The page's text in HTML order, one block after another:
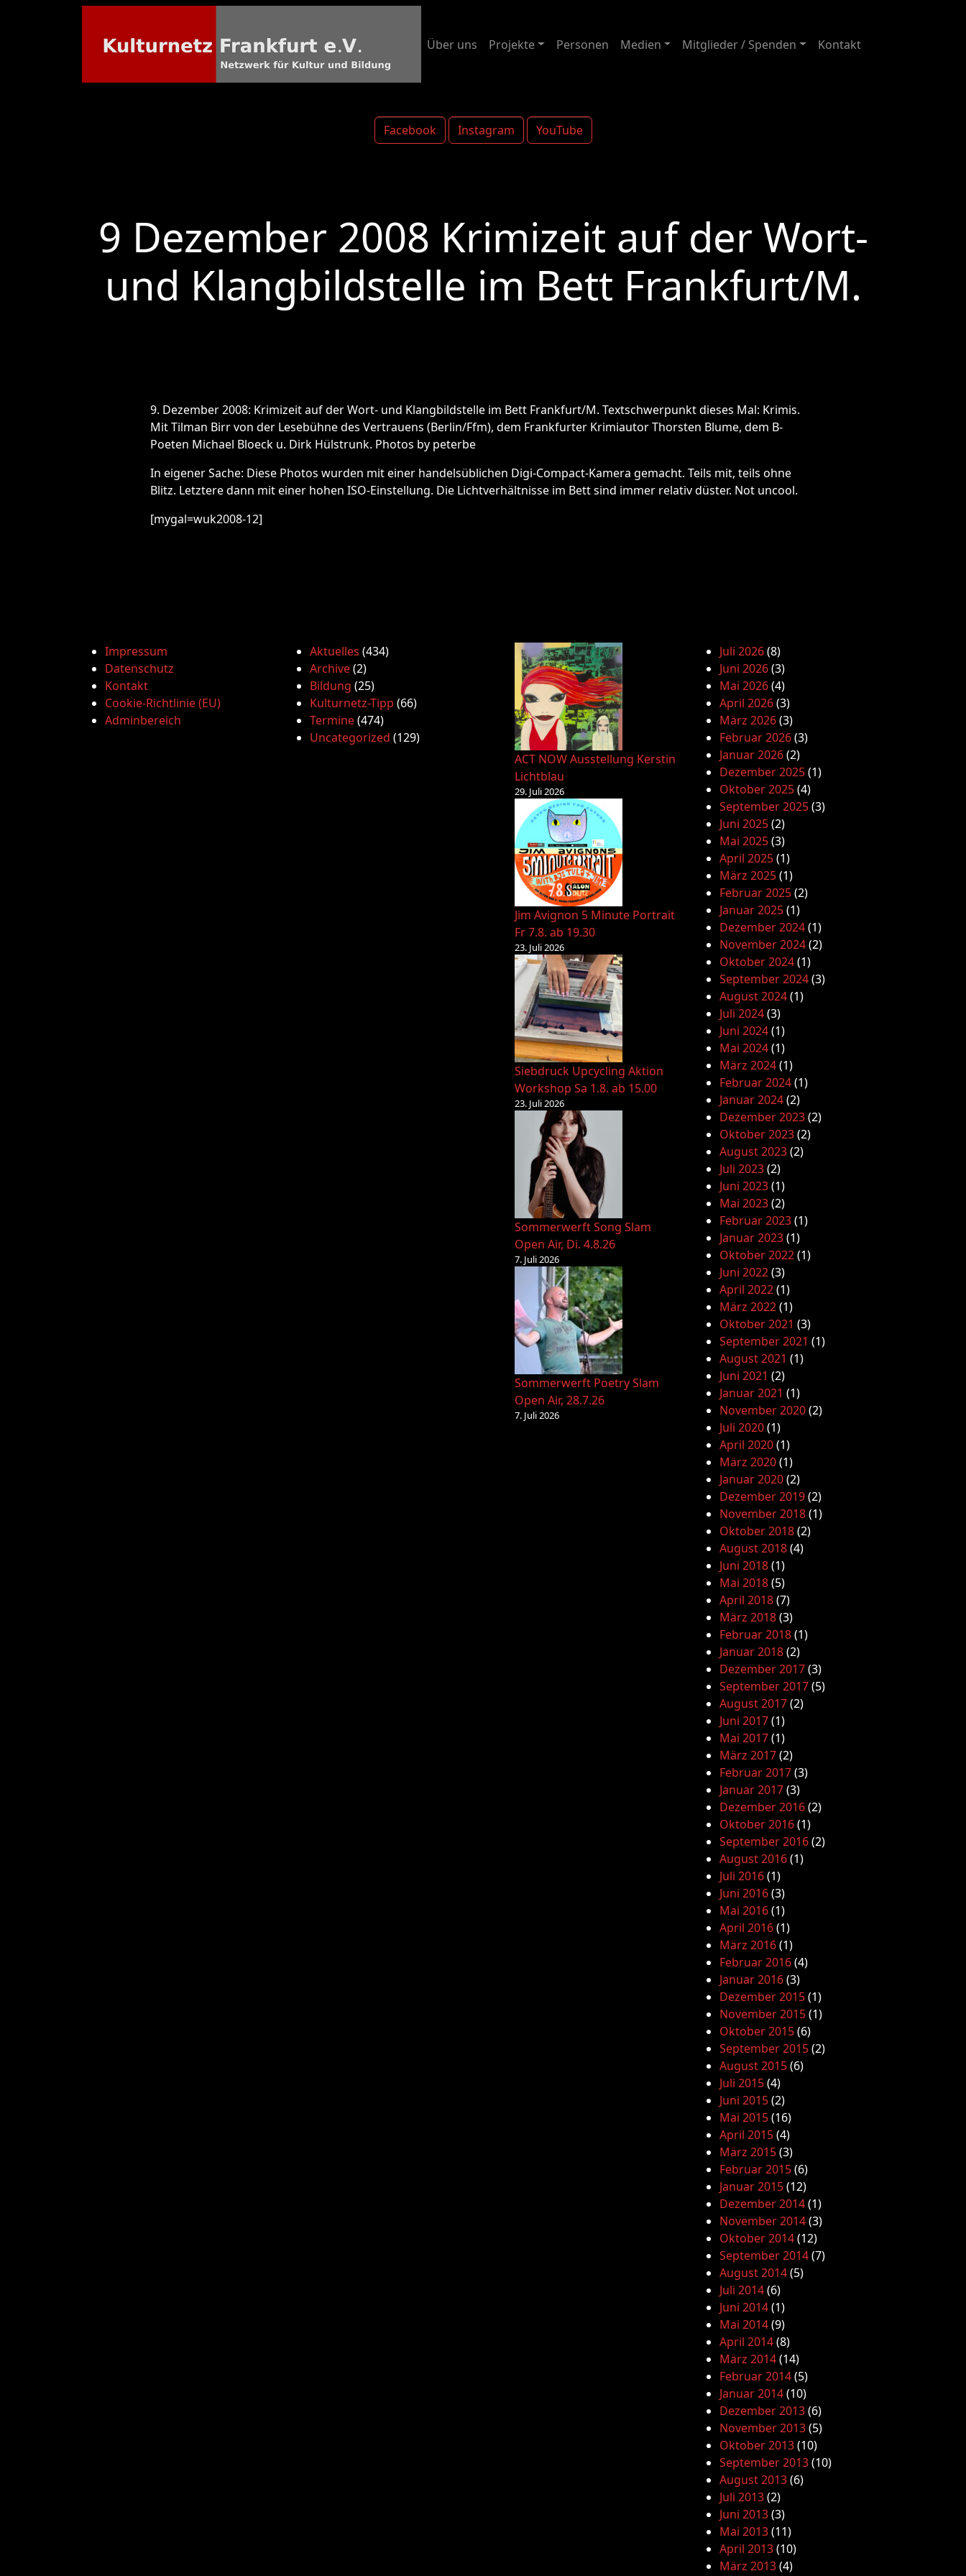
Facebook Instagram YouTube
Über uns Projekte Personen Medien Mitglieder / Spenden Kontakt
9 Dezember 2008 Krimizeit auf der Wort-
und Klangbildstelle im Bett Frankfurt/M.
9. Dezember 2008: Krimizeit auf der Wort- und Klangbildstelle im Bett Frankfurt/M. Textschwerpunkt dieses Mal: Krimis.
Mit Tilman Birr von der Lesebühne des Vertrauens (Berlin/Ffm), dem Frankfurter Krimiautor Thorsten Blume, dem B-
Poeten Michael Bloeck u. Dirk Hülstrunk. Photos by peterbe
In eigener Sache: Diese Photos wurden mit einer handelsüblichen Digi-Compact-Kamera gemacht. Teils mit, teils ohne
Blitz. Letztere dann mit einer hohen ISO-Einstellung. Die Lichtverhältnisse im Bett sind immer relativ düster. Not uncool.
[mygal=wuk2008-12]
Impressum
Datenschutz
Kontakt
Cookie-Richtlinie (EU)
Adminbereich
Aktuelles (434)
Archive(2)
Bildung (25)
Kulturnetz-Tipp (66)
Termine(474)
Uncategorized (129)
ACT NOW Ausstellung Kerstin
Lichtblau
29. Juli 2026
Jim Avignon 5 Minute Portrait
Fr 7.8. ab 19.30
23. Juli 2026
Siebdruck Upcycling Aktion
Workshop Sa 1.8. ab 15.00
23. Juli 2026
Sommerwerft Song Slam
Open Air, Di. 4.8.26
7. Juli 2026
Sommerwerft Poetry Slam
Open Air, 28.7.26
7. Juli 2026
Juli 2026(8)
Juni 2026(3)
Mai 2026(4)
April 2026(3)
März 2026(3)
Februar 2026(3)
Januar 2026(2)
Dezember 2025(1)
Oktober 2025(4)
September 2025(3)
Juni 2025(2)
Mai 2025(3)
April 2025(1)
März 2025(1)
Februar 2025(2)
Januar 2025(1)
Dezember 2024(1)
November 2024(2)
Oktober 2024(1)
September 2024(3)
August 2024(1)
Juli 2024(3)
Juni 2024(1)
Mai 2024(1)
März 2024(1)
Februar 2024(1)
Januar 2024(2)
Dezember 2023(2)
Oktober 2023(2)
August 2023(2)
Juli 2023(2)
Juni 2023(1)
Mai 2023(2)
Februar 2023(1)
Januar 2023(1)
Oktober 2022(1)
Juni 2022(3)
April 2022(1)
März 2022(1)
Oktober 2021 (3)
September 2021 (1)
August 2021 (1)
Juni 2021 (2)
Januar 2021 (1)
November 2020(2)
Juli 2020(1)
April 2020(1)
März 2020(1)
Januar 2020(2)
Dezember 2019(2)
November 2018(1)
Oktober 2018(2)
August 2018(4)
Juni 2018(1)
Mai 2018(5)
April 2018(7)
März 2018(3)
Februar 2018(1)
Januar 2018(2)
Dezember 2017(3)
September 2017(5)
August 2017(2)
Juni 2017(1)
Mai 2017(1)
März 2017(2)
Februar 2017(3)
Januar 2017(3)
Dezember 2016(2)
Oktober 2016(1)
September 2016(2)
August 2016(1)
Juli 2016(1)
Juni 2016(3)
Mai 2016(1)
April 2016(1)
März 2016(1)
Februar 2016(4)
Januar 2016(3)
Dezember 2015(1)
November 2015(1)
Oktober 2015(6)
September 2015(2)
August 2015(6)
Juli 2015(4)
Juni 2015(2)
Mai 2015(16)
April 2015(4)
März 2015(3)
Februar 2015(6)
Januar 2015(12)
Dezember 2014(1)
November 2014(3)
Oktober 2014(12)
September 2014(7)
August 2014(5)
Juli 2014(6)
Juni 2014(1)
Mai 2014(9)
April 2014(8)
März 2014(14)
Februar 2014(5)
Januar 2014(10)
Dezember 2013(6)
November 2013(5)
Oktober 2013(10)
September 2013(10)
August 2013(6)
Juli 2013(2)
Juni 2013(3)
Mai 2013(11)
April 2013(10)
März 2013(4)